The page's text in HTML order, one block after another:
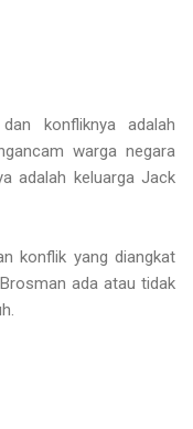
konfliknya adalah
warga negara
adalah keluarga Jack
konflik yang diangkat
ada atau tidak